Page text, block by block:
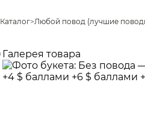
Каталог>Любой повод (лучшие
Галерея товара
+4 $ баллами +6 $ баллами